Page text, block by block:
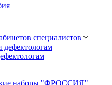
специалистов